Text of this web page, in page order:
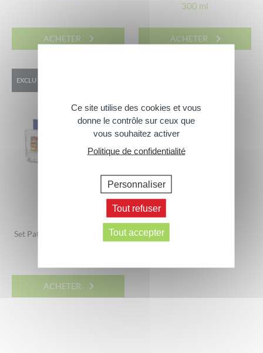
ACHETER
300 ml
ACHETER
EXCLU WEB
Set Pat’ Patrouille – Prêt pour
ACHETER
Ce site utilise des cookies et vous
donne le contrôle sur ceux que
vous souhaitez activer
Politique de confidentialité
Personnaliser
Tout refuser
Tout accepter